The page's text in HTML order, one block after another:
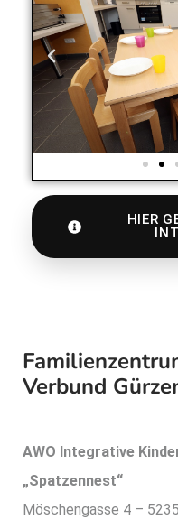
HIER
Verbund
AWO Integrative
„Spatzennest“
Möschengasse 4 –